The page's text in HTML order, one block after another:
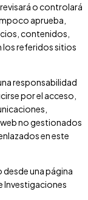
o controlará
aprueba,
contenidos,
los referidos sitios
responsabilidad
por el acceso,
no gestionados
en este
desde una página
Investigaciones